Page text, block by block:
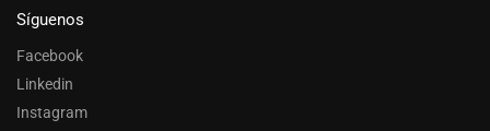
Síguenos
Facebook
Linkedin
Instagram